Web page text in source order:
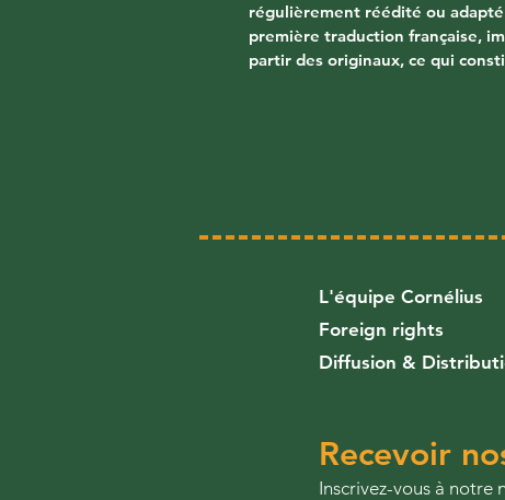
régulièrement réédité ou
première traduction française,
partir des originaux, ce qui
L'équipe Cornélius
Foreign rights
Diffusion &
Recevoir
​Inscrivez-vous à notre